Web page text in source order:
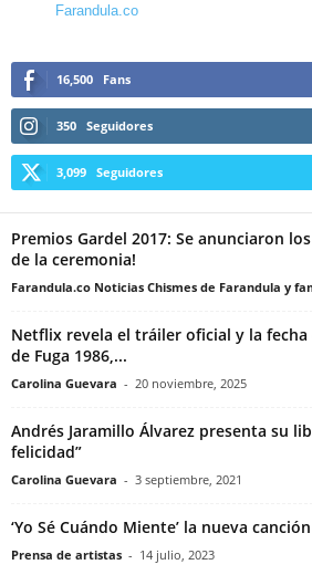
Farandula.co
16,500 Fans
350 Seguidores
3,099 Seguidores
Premios Gardel 2017: Se anunciaron
de la ceremonia!
Farandula.co Noticias Chismes de Farandula y
Netflix revela el tráiler oficial y la fecha
de Fuga 1986,...
Carolina Guevara - 20 noviembre, 2025
Andrés Jaramillo Álvarez presenta su
felicidad”
Carolina Guevara - 3 septiembre, 2021
‘Yo Sé Cuándo Miente’ la nueva
Prensa de artistas - 14 julio, 2023